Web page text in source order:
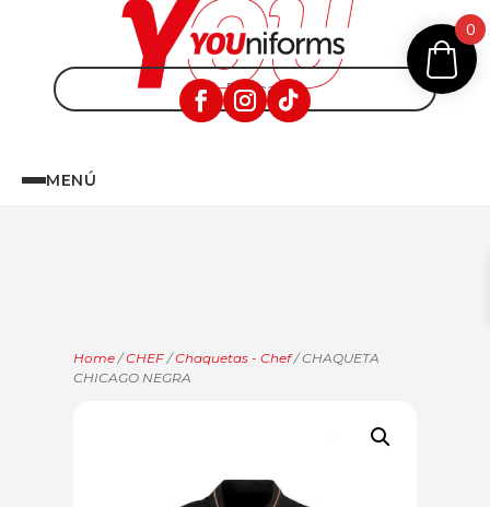
MENÚ
Home /CHEF /Chaquetas - Chef/ CHAQUETA
CHICAGO NEGRA
0